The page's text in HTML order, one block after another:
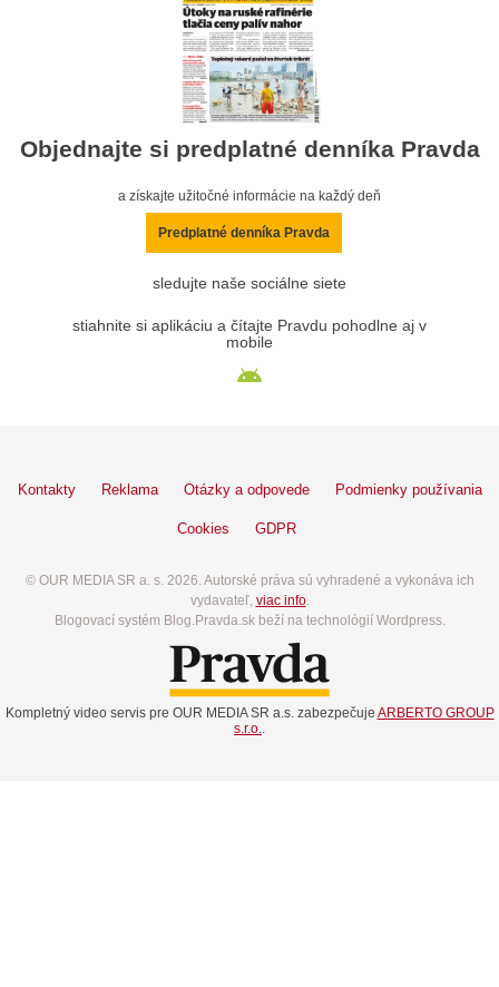
Objednajte si predplatné denníka Pravda
a získajte užitočné informácie na každý deň
Predplatné denníka Pravda
sledujte naše sociálne siete
stiahnite si aplikáciu a čítajte Pravdu pohodlne aj v
mobile
Kontakty Reklama Otázky a odpovede Podmienky používania
Cookies GDPR
© OUR MEDIA SR a. s. 2026. Autorské práva sú vyhradené a vykonáva ich
vydavateľ, viac info.
Blogovací systém Blog.Pravda.sk beží na technológií Wordpress.
Kompletný video servis pre OUR MEDIA SR a.s. zabezpečuje ARBERTO GROUP
s.r.o..